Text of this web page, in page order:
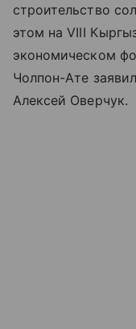
строительство
этом на VIII
экономическом
Чолпон-Ате
Алексей Оверчук.